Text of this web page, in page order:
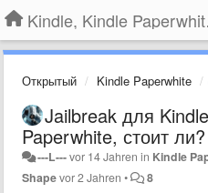
Открытый Kindle Paperwhite
Jailbreak для Kindle
Paperwhite, стоит ли?
---L---vor 14 Jahren in Kindle
Shapevor 2 Jahren • 8